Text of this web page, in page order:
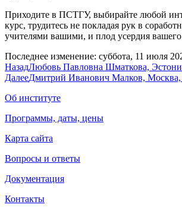
Приходите в ПСТГУ, выбирайте любой
курс, трудитесь не покладая рук в
учителями вашими, и плод усердия вашего
Последнее изменение: суббота, 11 июля
НазадЛюбовь Павловна Шматкова,
ДалееДмитрий Иванович Малков, Москва,
Об институте
Программы, даты, цены
Карта сайта
Вопросы и ответы
Документация
Контакты